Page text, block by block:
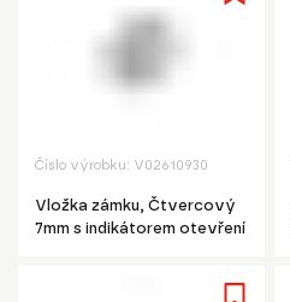
Číslo výrobku: V02610930
Vložka zámku, Čtvercový
7mm s indikátorem otevření